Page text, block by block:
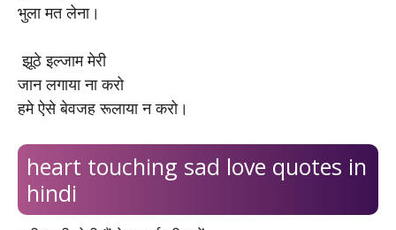
भुला मत लेना।
झूठे इल्जाम मेरी
जान लगाया ना करो
हमे ऐसे बेवजह रूलाया न करो।
heart touching sad love quotes in
hindi